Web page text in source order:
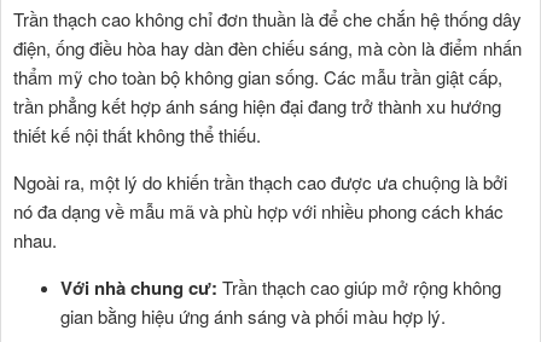
Trần thạch cao không chỉ đơn thuần là để che chắn hệ thống dây
điện, ống điều hòa hay dàn đèn chiếu sáng, mà còn là điểm nhấn
thẩm mỹ cho toàn bộ không gian sống. Các mẫu trần giật cấp,
trần phẳng kết hợp ánh sáng hiện đại đang trở thành xu hướng
thiết kế nội thất không thể thiếu.
Ngoài ra, một lý do khiến trần thạch cao được ưa chuộng là bởi
nó đa dạng về mẫu mã và phù hợp với nhiều phong cách khác
nhau.
Với nhà chung cư: Trần thạch cao giúp mở rộng không
gian bằng hiệu ứng ánh sáng và phối màu hợp lý.